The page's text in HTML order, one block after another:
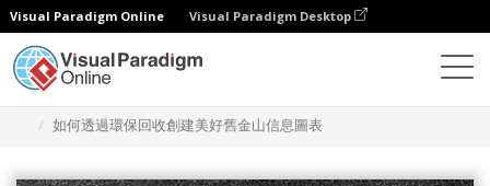
Visual Paradigm Online Visual Paradigm Desktop
如何透過環保回收創建美好舊金山信息圖表